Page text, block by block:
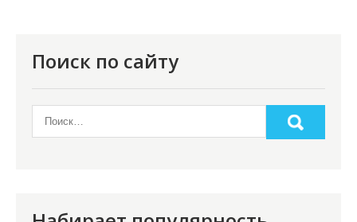
Поиск по сайту